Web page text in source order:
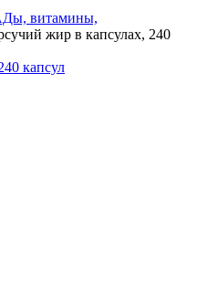
витамины,
жир в капсулах, 240